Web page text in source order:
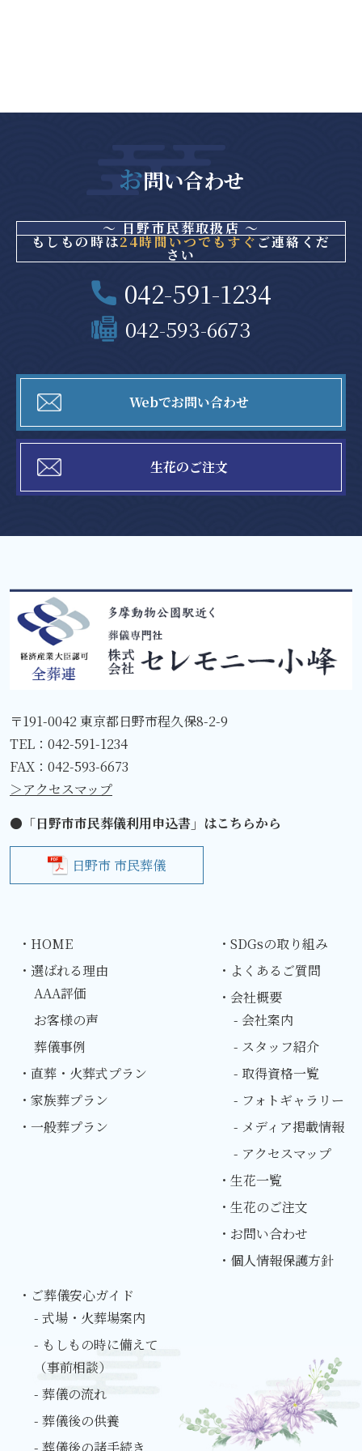
お問い合わせ
～ 日野市民葬取扱店 ～
もしもの時は24時間いつでもすぐご連絡くだ
さい
042-591-1234
042-593-6673
Webでお問い合わせ
生花のご注文
〒191-0042 東京都日野市程久保8-2-9
TEL： 042-591-1234
FAX：042-593-6673
＞アクセスマップ
●「日野市市民葬儀利用申込書」はこちらから
日野市 市民葬儀
・HOME
・選ばれる理由
AAA評価
お客様の声
葬儀事例
・直葬・火葬式プラン
・家族葬プラン
・一般葬プラン
・SDGsの取り組み
・よくあるご質問
・会社概要
- 会社案内
- スタッフ紹介
- 取得資格一覧
- フォトギャラリー
- メディア掲載情報
- アクセスマップ
・生花一覧
・生花のご注文
・お問い合わせ
・個人情報保護方針
・ご葬儀安心ガイド
- 式場・火葬場案内
- もしもの時に備えて
（事前相談）
- 葬儀の流れ
- 葬儀後の供養
- 葬儀後の諸手続き